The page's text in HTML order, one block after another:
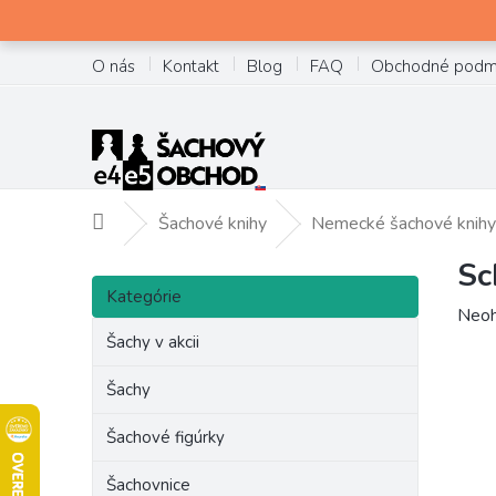
na
O nás Kontakt Blog FAQ Obchodné
DomovŠachové knihy Nemecké šachové knihy
B
č
Preskočiť
kategórie
Kategórie
Šachy v akcii
Šachy
Šachové figúrky
Šachovnice